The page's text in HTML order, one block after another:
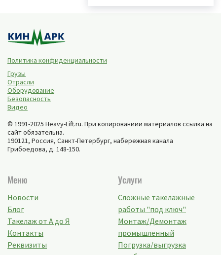
Политика конфиденциальности
Грузы
Отрасли
Оборудование
Безопасность
Видео
© 1991-2025 Heavy-Lift.ru. При копированиии материалов ссылка на
сайт обязательна.
190121, Россия, Санкт-Петербург, набережная канала
Грибоедова, д. 148-150.
Меню
Новости
Блог
Такелаж от А до Я
Контакты
Реквизиты
Услуги
Сложные такелажные
работы "под ключ"
Монтаж/Демонтаж
промышленный
Погрузка/выгрузка